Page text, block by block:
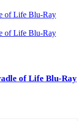
of Life Blu-Ray